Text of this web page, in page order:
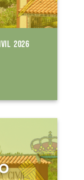
2026